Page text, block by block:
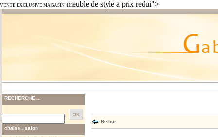
VENTE EXCLUSIVE MAGASIN meuble de style a prix redui">
RECHERCHE ...
chaise . salon
Retour